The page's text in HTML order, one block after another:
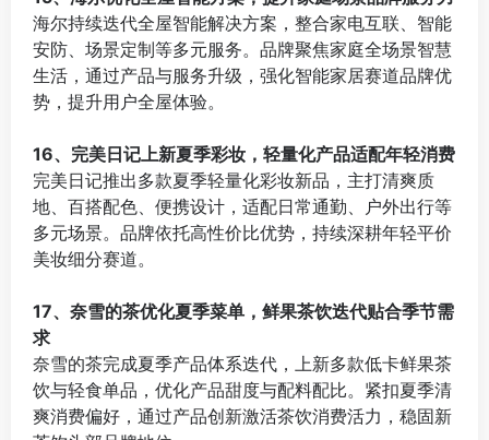
海尔持续迭代全屋智能解决方案，整合家电互联、智能
安防、场景定制等多元服务。品牌聚焦家庭全场景智慧
生活，通过产品与服务升级，强化智能家居赛道品牌优
势，提升用户全屋体验。
16、完美日记上新夏季彩妆，轻量化产品适配年轻消费
完美日记推出多款夏季轻量化彩妆新品，主打清爽质
地、百搭配色、便携设计，适配日常通勤、户外出行等
多元场景。品牌依托高性价比优势，持续深耕年轻平价
美妆细分赛道。
17、奈雪的茶优化夏季菜单，鲜果茶饮迭代贴合季节需
求
奈雪的茶完成夏季产品体系迭代，上新多款低卡鲜果茶
饮与轻食单品，优化产品甜度与配料配比。紧扣夏季清
爽消费偏好，通过产品创新激活茶饮消费活力，稳固新